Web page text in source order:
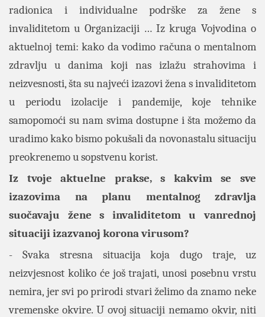
radionica i individualne podrške za žene s
invaliditetom u Organizaciji … Iz kruga Vojvodina o
aktuelnoj temi: kako da vodimo računa o mentalnom
zdravlju u danima koji nas izlažu strahovima i
neizvesnosti, šta su najveći izazovi žena s invaliditetom
u periodu izolacije i pandemije, koje tehnike
samopomoći su nam svima dostupne i šta možemo da
uradimo kako bismo pokušali da novonastalu situaciju
preokrenemo u sopstvenu korist.
Iz tvoje aktuelne prakse, s kakvim se sve
izazovima na planu mentalnog zdravlja
suočavaju žene s invaliditetom u vanrednoj
situaciji izazvanoj korona virusom?
- Svaka stresna situacija koja dugo traje, uz
neizvjesnost koliko će još trajati, unosi posebnu vrstu
nemira, jer svi po prirodi stvari želimo da znamo neke
vremenske okvire. U ovoj situaciji nemamo okvir, niti